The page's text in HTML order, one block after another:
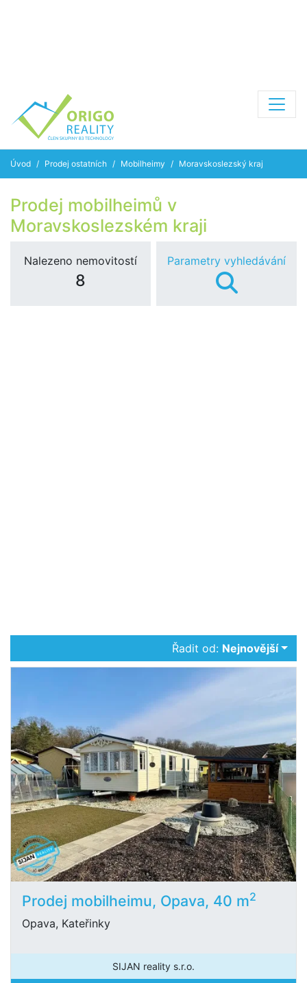
Úvod Prodej ostatních Mobilheimy Moravskoslezský kraj
Prodej mobilheimů v
Moravskoslezském kraji
Nalezeno nemovitostí
8
Parametry vyhledávání
Řadit od: Nejnovější
Prodej mobilheimu, Opava, 40 m2
Opava, Kateřinky
SIJAN reality s.r.o.